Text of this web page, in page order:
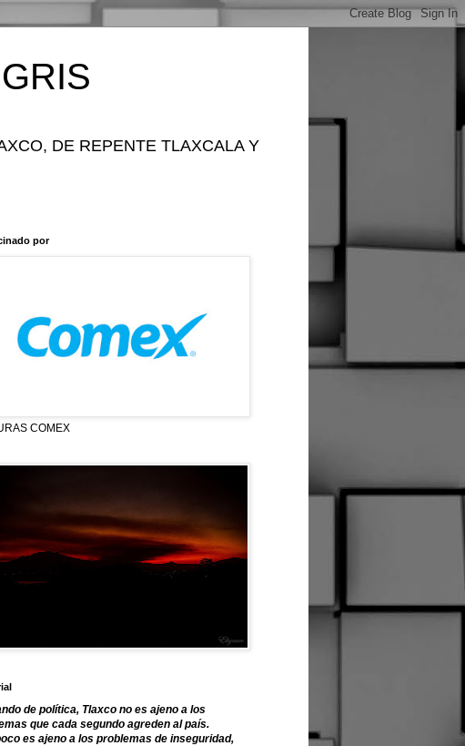
DE REPENTE TLAXCALA Y
por
COMEX
de política, Tlaxco no es ajeno a los
que cada segundo agreden al país.
es ajeno a los problemas de inseguridad,